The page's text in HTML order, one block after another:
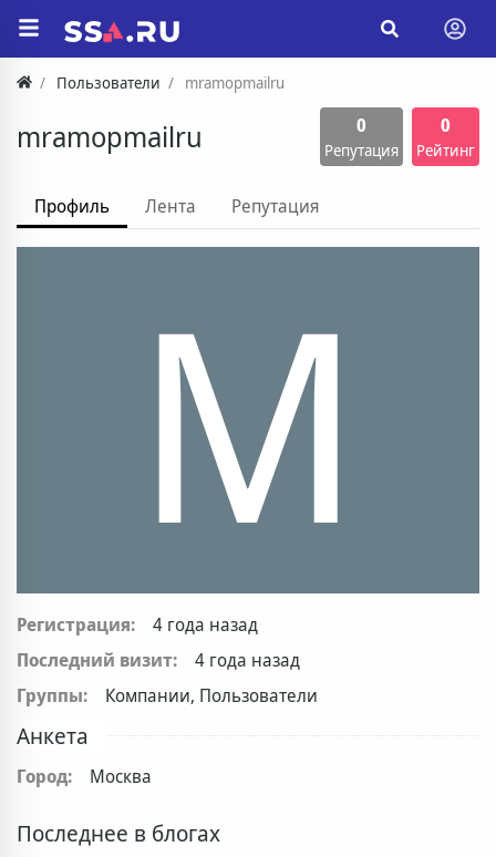
Пользователи mramopmailru
mramopmailru 0
Репутация
0
Рейтинг
Профиль Лента Репутация
M
Регистрация:
4 года назад
Последний визит:
4 года назад
Группы:
Компании, Пользователи
Анкета
Город: Москва
Последнее в блогах